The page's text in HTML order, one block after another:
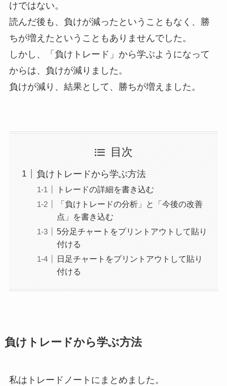
けではない。
読んだ後も、負けが減ったということもなく、勝
ちが増えたということもありませんでした。
しかし、「負けトレード」から学ぶようになって
からは、負けが減りました。
負けが減り、結果として、勝ちが増えました。
目次
負けトレードから学ぶ方法
トレードの詳細を書き込む
「負けトレードの分析」と「今後の改善
点」を書き込む
5分足チャートをプリントアウトして貼り
付ける
日足チャートをプリントアウトして貼り
付ける
負けトレードから学ぶ方法
私はトレードノートにまとめました。